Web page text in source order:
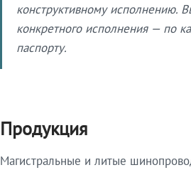
конструктивному исполнению.
конкретного исполнения — по
паспорту.
Продукция
Магистральные и литые